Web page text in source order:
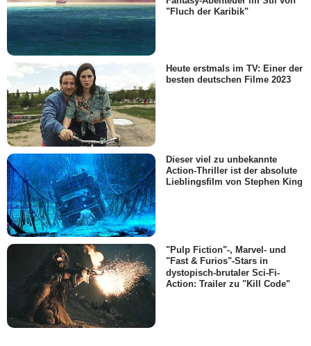
"Fluch der Karibik"
Heute erstmals im TV: Einer der
besten deutschen Filme 2023
Dieser viel zu unbekannte
Action-Thriller ist der absolute
Lieblingsfilm von Stephen King
"Pulp Fiction"-, Marvel- und
"Fast & Furios"-Stars in
dystopisch-brutaler Sci-Fi-
Action: Trailer zu "Kill Code"